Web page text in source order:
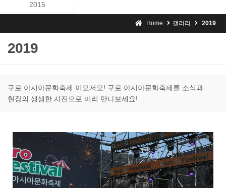
2015
Home 갤러리 2019
2019
구로 아시아문화축제 이모저모! 구로 아시아문화축제를 소식과
현장의 생생한 사진으로 미리 만나보세요!